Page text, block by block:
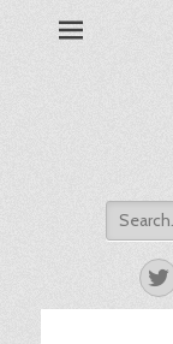
Search
for: